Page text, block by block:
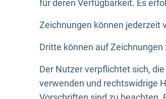
für deren Verfügbarkeit. Es
Zeichnungen können jederzeit
Dritte können auf
Der Nutzer verpflichtet sich,
verwenden und rechtswidrige